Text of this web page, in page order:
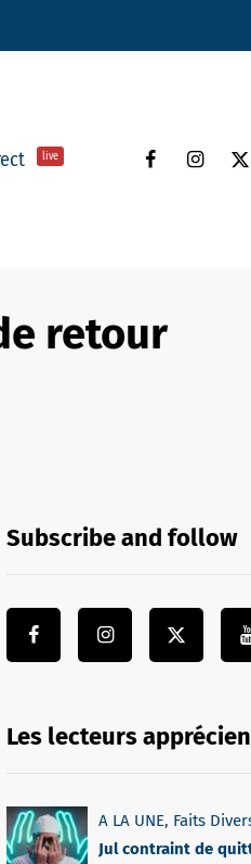
live
retour
Subscribe and follow
Les lecteurs
A LA UNE, Faits
Jul contraint de